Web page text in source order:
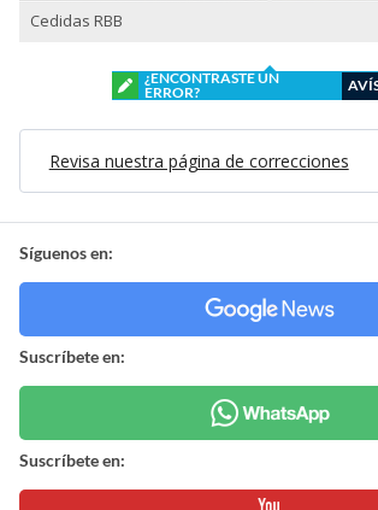
Cedidas RBB
¿ENCONTRASTE UN
ERROR?
Revisa nuestra página de correcciones
Síguenos en:
Suscríbete en:
Suscríbete en: